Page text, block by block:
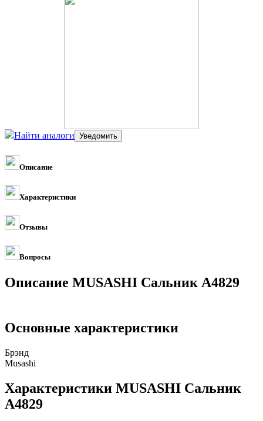
Найти аналоги
Описание
Характеристики
Отзывы
Вопросы
Описание MUSASHI Сальник A4829
Основные характеристики
Брэнд
Musashi
Характеристики MUSASHI Сальник
A4829